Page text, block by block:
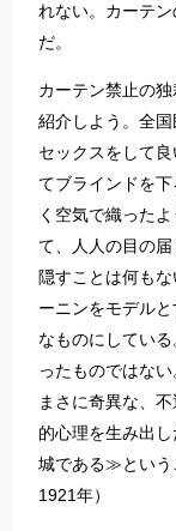
れない。カーテ
だ。
カーテン禁止の
紹介しよう。全
セックスをして
てブラインドを
く空気で織った
て、人人の目の
隠すことは何も
ーニンをモデル
なものにしてい
ったものではな
まさに奇異な、
的心理を生み出
城である≫という
1921年）